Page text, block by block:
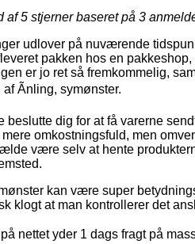
af 5 stjerner baseret på 3
udlover på nuværende
pakken hos en
er jo ret så fremkommelig,
Ãnling, symønster.
beslutte dig for at få varerne
omkostningsfuld, men
være selv at hente
kan være super
klogt at man kontrollerer det
nettet yder 1 dags fragt på